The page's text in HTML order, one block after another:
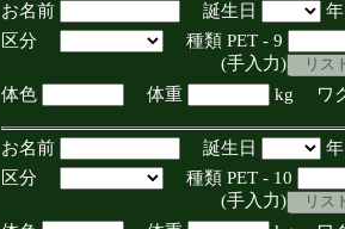
お名前 誕生日
区分
種類 PET - 9
(手入力)
体色
体重 kg ワ
お名前 誕生日
区分
種類 PET - 10
(手入力)